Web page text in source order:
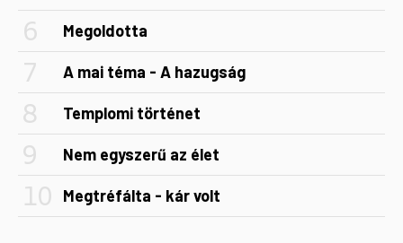
Megoldotta
A mai téma - A hazugság
Templomi történet
Nem egyszerű az élet
Megtréfálta - kár volt